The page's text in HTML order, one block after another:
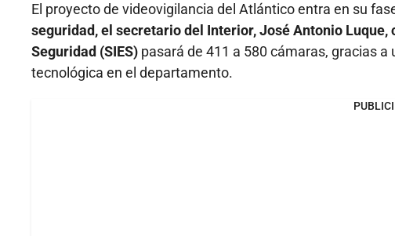
El proyecto de videovigilancia del Atlántico entra en su
seguridad, el secretario del Interior, José Antonio
Seguridad (SIES) pasará de 411 a 580 cámaras, gracias
tecnológica en el departamento.